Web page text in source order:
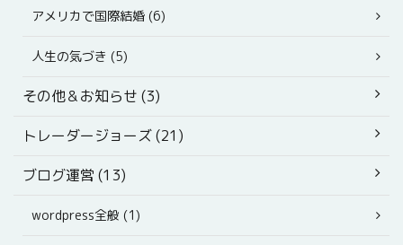
アメリカで国際結婚 (6)
人生の気づき (5)
その他＆お知らせ (3)
トレーダージョーズ (21)
ブログ運営 (13)
wordpress全般 (1)